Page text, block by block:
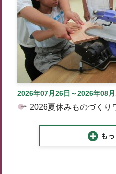
2026年07月26日～2026年08月
2026夏休みものづくり
も